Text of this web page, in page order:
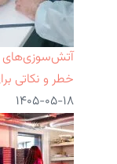
آتش‌سوزی‌های
خطر و نکاتی
۱۴۰۵-۰۵-۱۸